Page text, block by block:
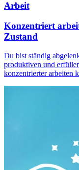
Arbeit
Konzentriert
Zustand
Du bist ständig
produktiven und
konzentrierter arbeiten